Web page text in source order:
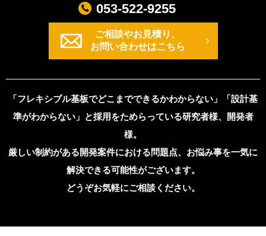
053-522-9255
ご相談やお見積り、
お問い合わせはこちら
「フレキシブル基板でどこまでできるかわからない」「設計基
準がわからない」と採用をためらっている研究者様、開発者
様。
厳しい制約がある開発案件における問題点、お悩み事を一気に
解決できる可能性がございます。
どうぞお気軽にご相談ください。